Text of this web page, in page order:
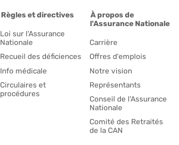
À propos de
l'Assurance Nationale
Carrière
Offres d'emplois
Notre vision
Représentants
Conseil de l'Assurance
Nationale
Comité des Retraités
de la CAN
Règles et directives
Loi sur l'Assurance
Nationale
Recueil des déficiences
Info médicale
Circulaires et
procédures